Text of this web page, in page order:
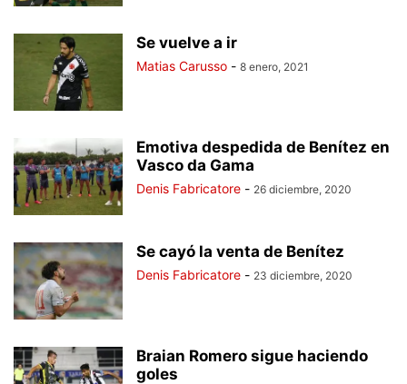
Se vuelve a ir
Matias Carusso - 8 enero, 2021
Emotiva despedida de Benítez en
Vasco da Gama
Denis Fabricatore - 26 diciembre, 2020
Se cayó la venta de Benítez
Denis Fabricatore - 23 diciembre, 2020
Braian Romero sigue haciendo
goles